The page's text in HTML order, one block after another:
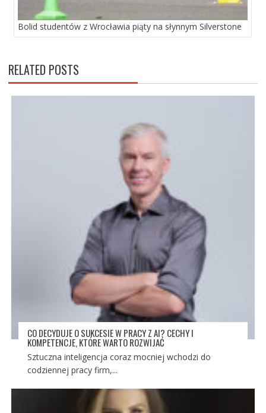
Bolid studentów z Wrocławia piąty na słynnym Silverstone
RELATED POSTS
CO DECYDUJE O SUKCESIE W PRACY Z AI? CECHY I
KOMPETENCJE, KTÓRE WARTO ROZWIJAĆ
Sztuczna inteligencja coraz mocniej wchodzi do
codziennej pracy firm,...